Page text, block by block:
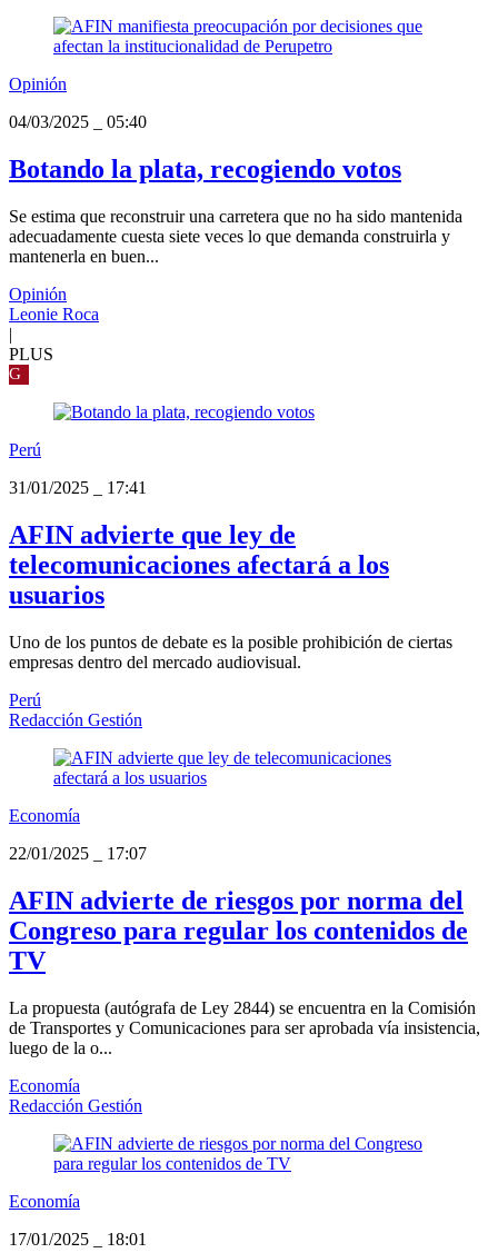
Opinión
04/03/2025
05:40
Botando la plata, recogiendo votos
Se estima que reconstruir una carretera que no ha sido mantenida
adecuadamente cuesta siete veces lo que demanda construirla y
mantenerla en buen...
Opinión
Leonie Roca
|
PLUS
G
Perú
31/01/2025
17:41
AFIN advierte que ley de
telecomunicaciones afectará a los
usuarios
Uno de los puntos de debate es la posible prohibición de ciertas
empresas dentro del mercado audiovisual.
Perú
Redacción Gestión
Economía
22/01/2025
17:07
AFIN advierte de riesgos por norma del
Congreso para regular los contenidos de
TV
La propuesta (autógrafa de Ley 2844) se encuentra en la Comisión
de Transportes y Comunicaciones para ser aprobada vía insistencia,
luego de la o...
Economía
Redacción Gestión
Economía
17/01/2025
18:01